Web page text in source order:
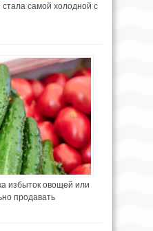
самой холодной с
избыток овощей или
продавать